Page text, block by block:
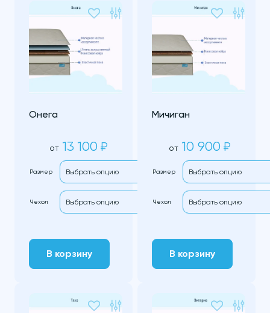
Онега
от 13 100 ₽
Размер
Чехол
В корзину
Мичиган
от 10 900 ₽
Размер
Чехол
В корзину